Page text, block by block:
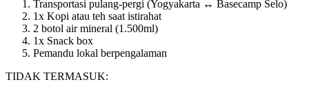
Transportasi pulang-pergi (Yogyakarta ↔ Basecamp Selo)
1x Kopi atau teh saat istirahat
2 botol air mineral (1.500ml)
1x Snack box
Pemandu lokal berpengalaman
TIDAK TERMASUK: